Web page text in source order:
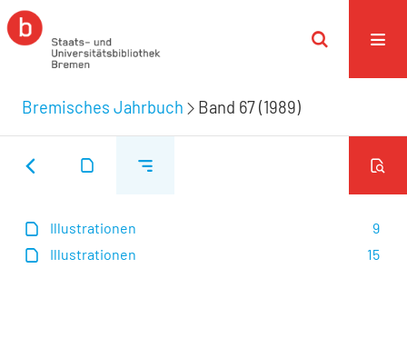
Bremisches Jahrbuch Band 67 (1989)
9
Illustrationen
15
Illustrationen